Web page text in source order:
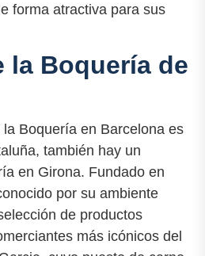
forma atractiva para sus
la Boquería de
Boquería en Barcelona es
también hay un
en Girona. Fundado en
por su ambiente
de productos
más icónicos del